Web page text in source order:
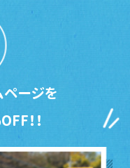
ページを
！！